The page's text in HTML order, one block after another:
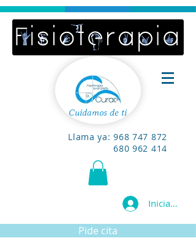
Cuidamos de ti
Llama ya:968 747 872
680 962 414
Iniciar
Pide cita